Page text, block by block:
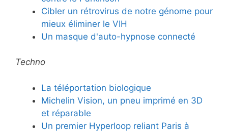
Cibler un rétrovirus de notre génome pour
mieux éliminer le VIH
Un masque d'auto-hypnose connecté
Techno
La téléportation biologique
Michelin Vision, un pneu imprimé en 3D
et réparable
Un premier Hyperloop reliant Paris à